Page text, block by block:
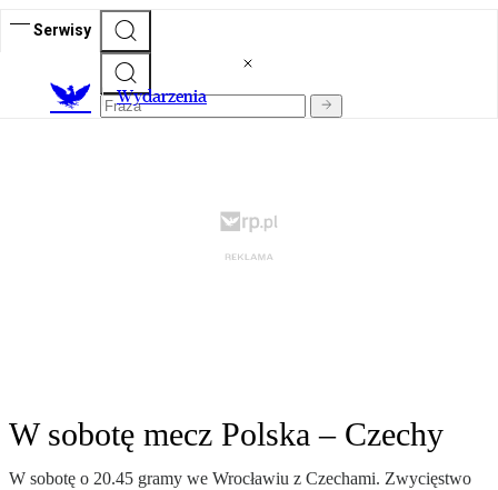
Serwisy
Wydarzenia
W sobotę mecz Polska – Czechy
W sobotę o 20.45 gramy we Wrocławiu z Czechami. Zwycięstwo